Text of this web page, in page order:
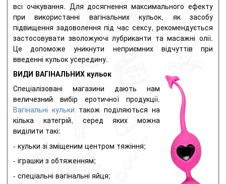
всі очікування. Для досягнення максимального ефекту
при використанні вагінальних кульок, як засобу
підвищення задоволення під час сексу, рекомендується
застосовувати зволожуючі лубриканти та масажні олії.
Це допоможе уникнути неприємних відчуттів при
введенні кульок усередину.
ВИДИ ВАГІНАЛЬНИХ кульок
Спеціалізовані магазини дають нам
величезний вибір еротичної продукції.
Вагінальні кульки також поділяються на
кілька категрій, серед яких можна
виділити такі:
- кульки зі зміщеним центром тяжіння;
- іграшки з обтяженням;
- спеціальні вагінальні яйця;